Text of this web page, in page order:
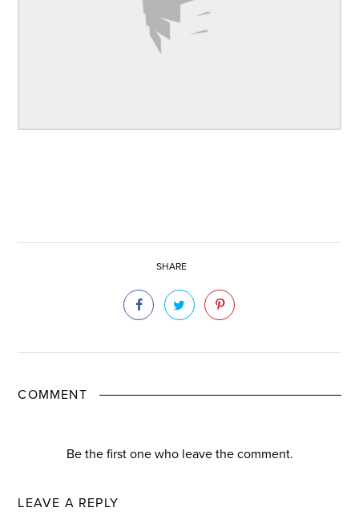
SHARE
COMMENT
Be the first one who leave the comment.
LEAVE A REPLY